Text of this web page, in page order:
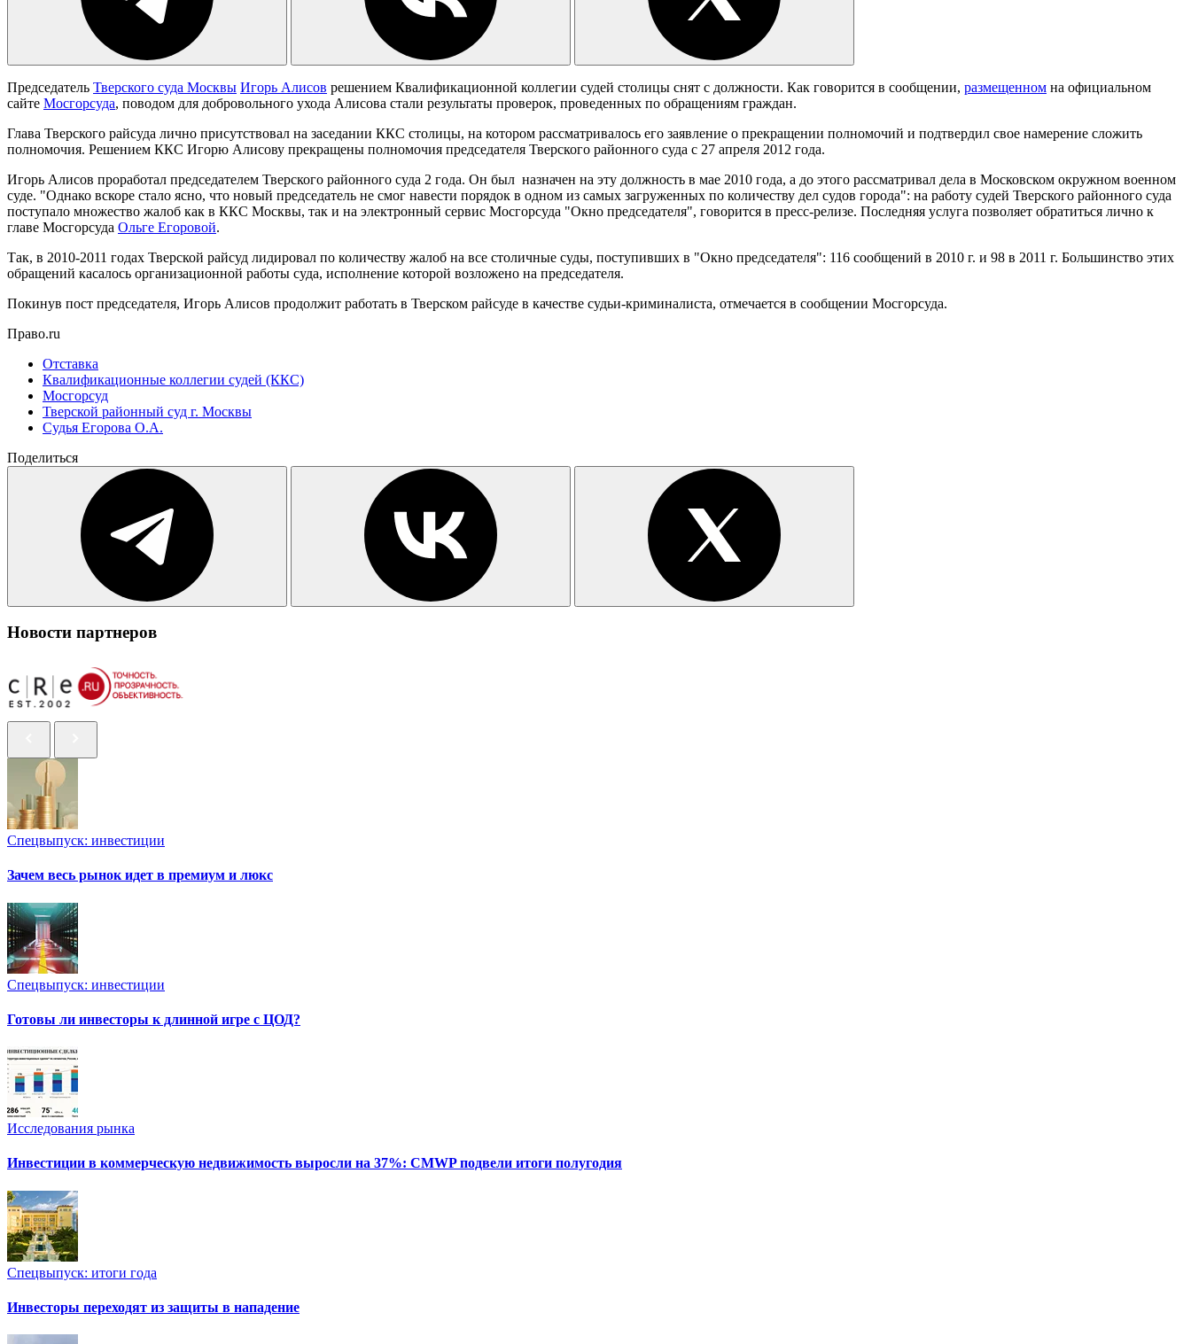
Председатель Тверского суда Москвы Игорь Алисов решением Квалификационной коллегии судей столицы снят с должности. Как говорится в сообщении, размещенном на официальном
сайте Мосгорсуда, поводом для добровольного ухода Алисова стали результаты проверок, проведенных по обращениям граждан.
Глава Тверского райсуда лично присутствовал на заседании ККС столицы, на котором рассматривалось его заявление о прекращении полномочий и подтвердил свое намерение сложить
полномочия. Решением ККС Игорю Алисову прекращены полномочия председателя Тверского районного суда с 27 апреля 2012 года.
Игорь Алисов проработал председателем Тверского районного суда 2 года. Он был назначен на эту должность в мае 2010 года, а до этого рассматривал дела в Московском окружном военном
суде. "Однако вскоре стало ясно, что новый председатель не смог навести порядок в одном из самых загруженных по количеству дел судов города": на работу судей Тверского районного суда
поступало множество жалоб как в ККС Москвы, так и на электронный сервис Мосгорсуда "Окно председателя", говорится в пресс-релизе. Последняя услуга позволяет обратиться лично к
главе Мосгорсуда Ольге Егоровой.
Так, в 2010-2011 годах Тверской райсуд лидировал по количеству жалоб на все столичные суды, поступивших в "Окно председателя": 116 сообщений в 2010 г. и 98 в 2011 г. Большинство этих
обращений касалось организационной работы суда, исполнение которой возложено на председателя.
Покинув пост председателя, Игорь Алисов продолжит работать в Тверском райсуде в качестве судьи-криминалиста, отмечается в сообщении Мосгорсуда.
Право.ru
Отставка
Квалификационные коллегии судей (ККС)
Мосгорсуд
Тверской районный суд г. Москвы
Судья Егорова О.А.
Поделиться
Новости партнеров
Спецвыпуск: инвестиции
Зачем весь рынок идет в премиум и люкс
Спецвыпуск: инвестиции
Готовы ли инвесторы к длинной игре с ЦОД?
Исследования рынка
Инвестиции в коммерческую недвижимость выросли на 37%: CMWP подвели итоги полугодия
Спецвыпуск: итоги года
Инвесторы переходят из защиты в нападение